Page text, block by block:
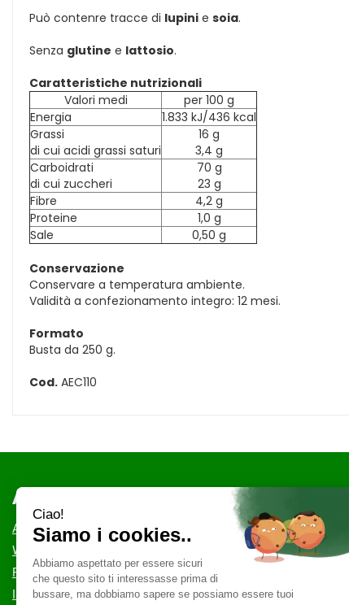
Può contenre tracce di lupini e soia.
Senza glutine e lattosio.
Caratteristiche nutrizionali
Valori medi
per 100 g
Energia
1.833 kJ/436 kcal
Grassi
di cui acidi grassi saturi
16 g
3,4 g
Carboidrati
di cui zuccheri
70 g
23 g
Fibre
4,2 g
Proteine
1,0 g
Sale
0,50 g
Conservazione
Conservare a temperatura ambiente.
Validità a confezionamento integro: 12 mesi.
Formato
Busta da 250 g.
Cod. AEC110
AREA UTENTE
ACCEDI
WISHLIST
REGISTRATI
ISCRIZIONE ALLA NEWSLETTER
LINK
COOKIE
MODALITÀ